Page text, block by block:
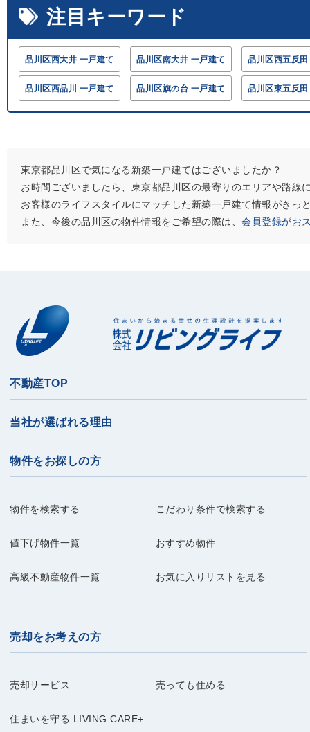
注目キーワード
品川区西大井 一戸建て 品川区南大井 一戸建て 品川区西五反
品川区西品川 一戸建て 品川区旗の台 一戸建て 品川区東五反
東京都品川区で気になる新築一戸建てはございましたか？
お時間ございましたら、東京都品川区の最寄りのエリアや路
お客様のライフスタイルにマッチした新築一戸建て情報がきっ
また、今後の品川区の物件情報をご希望の際は、 会員登録がお
不動産TOP
当社が選ばれる理由
物件をお探しの方
物件を検索する こだわり条件で検索する
値下げ物件一覧 おすすめ物件
高級不動産物件一覧 お気に入りリストを見る
売却をお考えの方
売却サービス 売っても住める
住まいを守る LIVING CARE+